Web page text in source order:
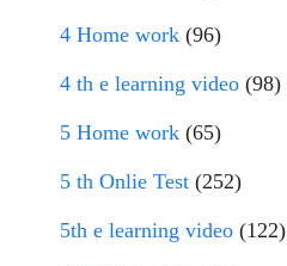
4 Home work (96)
4 th e learning video (98)
5 Home work (65)
5 th Onlie Test (252)
5th e learning video (122)